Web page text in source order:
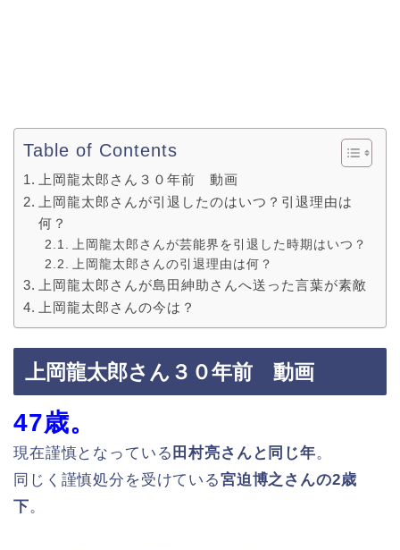
Table of Contents
上岡龍太郎さん３０年前 動画
上岡龍太郎さんが引退したのはいつ？引退理由は
何？
上岡龍太郎さんが芸能界を引退した時期はいつ？
上岡龍太郎さんの引退理由は何？
上岡龍太郎さんが島田紳助さんへ送った言葉が素敵
上岡龍太郎さんの今は？
上岡龍太郎さん３０年前 動画
47歳。
現在謹慎となっている 田村亮さんと同じ年。
同じく謹慎処分を受けている宮迫博之さんの2歳
下。